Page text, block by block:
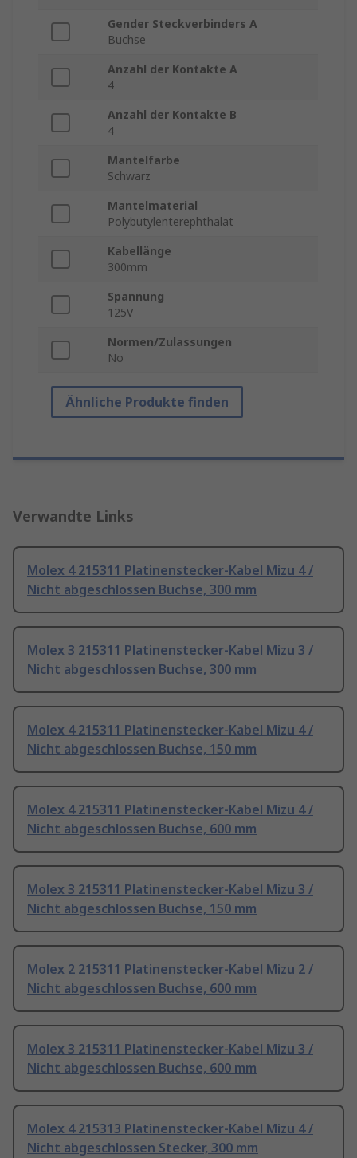
Gender Steckverbinders A
Buchse
Anzahl der Kontakte A
4
Anzahl der Kontakte B
4
Mantelfarbe
Schwarz
Mantelmaterial
Polybutylenterephthalat
Kabellänge
300mm
Spannung
125V
Normen/Zulassungen
No
Ähnliche Produkte finden
Verwandte Links
Molex 4 215311 Platinenstecker-Kabel Mizu 4 /
Nicht abgeschlossen Buchse, 300 mm
Molex 3 215311 Platinenstecker-Kabel Mizu 3 /
Nicht abgeschlossen Buchse, 300 mm
Molex 4 215311 Platinenstecker-Kabel Mizu 4 /
Nicht abgeschlossen Buchse, 150 mm
Molex 4 215311 Platinenstecker-Kabel Mizu 4 /
Nicht abgeschlossen Buchse, 600 mm
Molex 3 215311 Platinenstecker-Kabel Mizu 3 /
Nicht abgeschlossen Buchse, 150 mm
Molex 2 215311 Platinenstecker-Kabel Mizu 2 /
Nicht abgeschlossen Buchse, 600 mm
Molex 3 215311 Platinenstecker-Kabel Mizu 3 /
Nicht abgeschlossen Buchse, 600 mm
Molex 4 215313 Platinenstecker-Kabel Mizu 4 /
Nicht abgeschlossen Stecker, 300 mm